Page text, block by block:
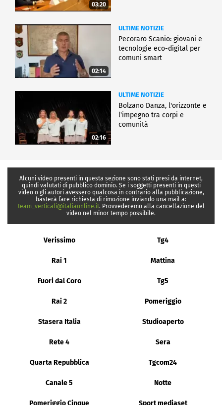
03:20
02:14
ULTIME NOTIZIE
Pecoraro Scanio: giovani e
tecnologie eco-digital per
comuni smart
02:16
ULTIME NOTIZIE
Bolzano Danza, l'orizzonte e
l'impegno tra corpi e
comunità
Alcuni video presenti in questa sezione sono stati presi da internet,
quindi valutati di pubblico dominio. Se i soggetti presenti in questi
video o gli autori avessero qualcosa in contrario alla pubblicazione,
basterà fare richiesta di rimozione inviando una mail a:
team_verticali@italiaonline.it. Provvederemo alla cancellazione del
video nel minor tempo possibile.
Verissimo Tg4
Rai 1 Mattina
Fuori dal Coro Tg5
Rai 2 Pomeriggio
Stasera Italia Studioaperto
Rete 4 Sera
Quarta Repubblica Tgcom24
Canale 5 Notte
Pomeriggio Cinque Sport mediaset